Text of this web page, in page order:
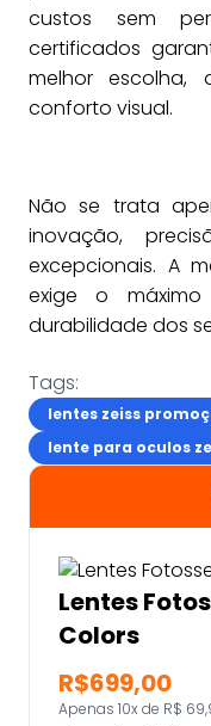
custos sem
certificados
melhor escolha,
conforto visual.
Não se trata
inovação,
excepcionais. A
exige o
durabilidade dos
Tags:
lentes zeiss
lente para oculos
Lentes
Colors
R$699,00
Apenas 10x de R$